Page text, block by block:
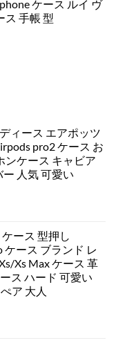
ケース ルイ ヴ
ス 手帳 型
ィース エアポッツ
pro2 ケース お
ンケース キャビア
人気 可愛い
ース 型押し
ース ブランド レ
Xs Max ケース 革
ス ハード 可愛い
ア 大人